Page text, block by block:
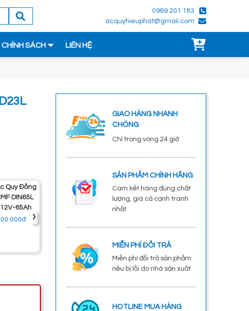
0989 201 183
acquyhieuphat@gmail.com
CHÍNH SÁCH LIÊN HỆ
Đồng
Bình Ắc Quy
Enimac CMF
1.400.000đ
Bình Ắc Quy GS
Q85 12V-65Ah
2.000.000đ
Bình Ắc Quy
Varta EFB Q-
Start Stop
›
GIAO HÀNG NHANH
CHÓNG
Chỉ trong vòng 24 giờ
SẢN PHẨM CHÍNH HÃNG
Cam kết hàng đúng chất
lượng, giá cả cạnh tranh
nhất
MIỄN PHÍ ĐỔI TRẢ
Miễn phí đổi trả sản phẩm
nếu bị lỗi do nhà sản xuất
HOTLINE MUA HÀNG